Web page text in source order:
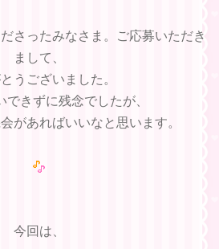
さったみなさま。ご応募いただき
まして、
うございました。
できずに残念でしたが、
があればいいなと思います。
今回は、